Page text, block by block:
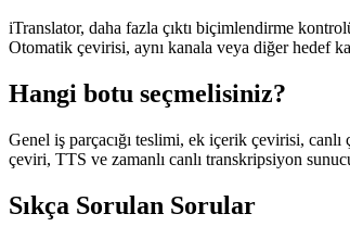
iTranslator, daha fazla çıktı biçimlendirme
Otomatik çevirisi, aynı kanala veya diğer hedef
Hangi botu seçmelisiniz?
Genel iş parçacığı teslimi, ek içerik çevirisi,
çeviri, TTS ve zamanlı canlı transkripsiyon
Sıkça Sorulan Sorular